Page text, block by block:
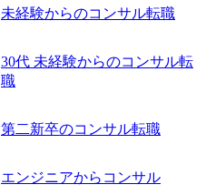
未経験からのコンサル転職
30代 未経験からのコンサル転
職
第二新卒のコンサル転職
エンジニアからコンサル